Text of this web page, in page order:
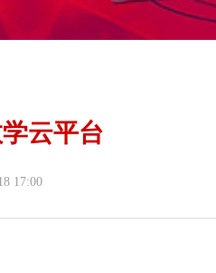
云平台
17:00